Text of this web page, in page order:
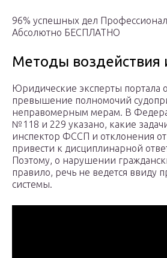
96% успешных дел
Абсолютно БЕСПЛАТНО
Методы воздействия
Юридические эксперты портала
превышение полномочий
неправомерным мерам. В
№118 и 229 указано, какие
инспектор ФССП и отклонения
привести к дисциплинарной
Поэтому, о нарушении
правило, речь не ведется ввиду
системы.